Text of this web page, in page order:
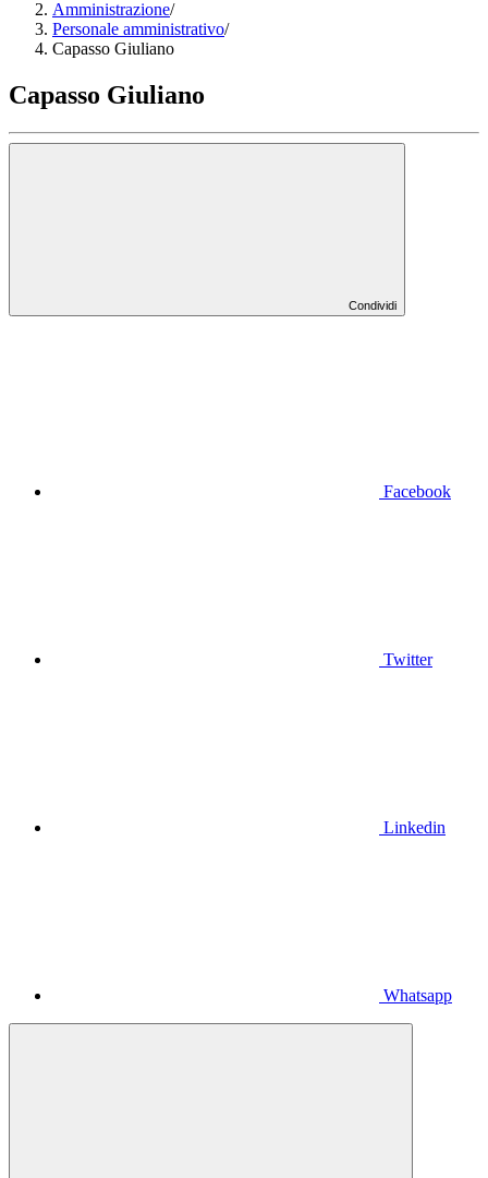
Amministrazione/
Personale amministrativo/
Capasso Giuliano
Capasso Giuliano
Condividi
Facebook
Twitter
Linkedin
Whatsapp